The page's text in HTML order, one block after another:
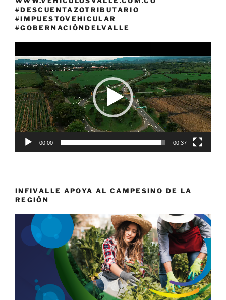
#DESCUENTAZOTRIBUTARIO
#IMPUESTOVEHICULAR
#GOBERNACIÓNDELVALLE
de
vídeo
00:00 00:37
INFIVALLE APOYA AL CAMPESINO DE LA
REGIÓN